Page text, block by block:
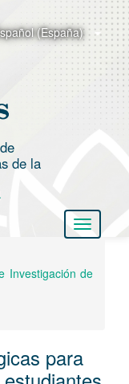
(España)
de la
Toggle
Investigación de
para